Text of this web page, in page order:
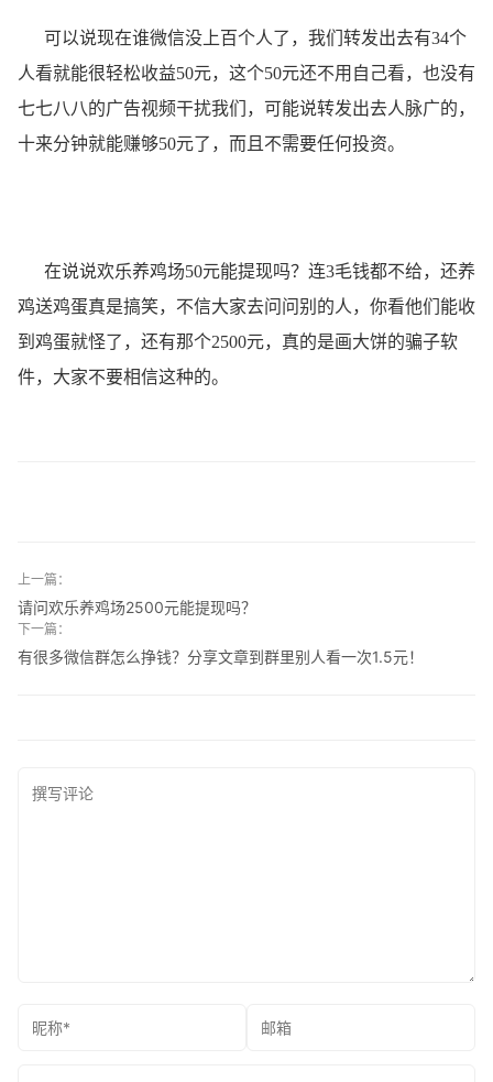
可以说现在谁微信没上百个人了，我们转发出去有34个
人看就能很轻松收益50元，这个50元还不用自己看，也没有
七七八八的广告视频干扰我们，可能说转发出去人脉广的，
十来分钟就能赚够50元了，而且不需要任何投资。
在说说欢乐养鸡场50元能提现吗？连3毛钱都不给，还养
鸡送鸡蛋真是搞笑，不信大家去问问别的人，你看他们能收
到鸡蛋就怪了，还有那个2500元，真的是画大饼的骗子软
件，大家不要相信这种的。
上一篇：
请问欢乐养鸡场2500元能提现吗？
下一篇：
有很多微信群怎么挣钱？分享文章到群里别人看一次1.5元！